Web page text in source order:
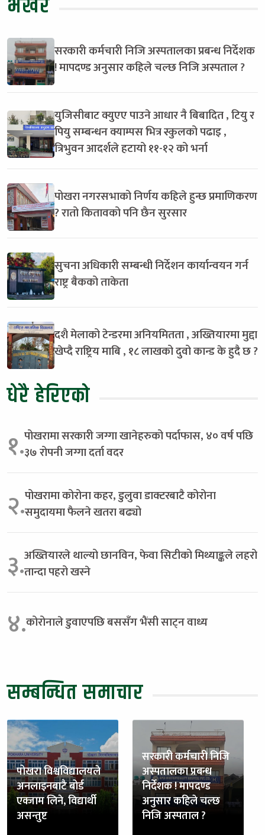
सरकारी कर्मचारी निजि अस्पतालका प्रबन्ध निर्देशक
! मापदण्ड अनुसार कहिले चल्छ निजि अस्पताल ?
युजिसीबाट क्युएए पाउने आधार नै बिबादित , टियु र
पियु सम्बन्धन क्याम्पस भित्र स्कुलको पढाइ ,
त्रिभुवन आदर्शले हटायो ११-१२ को भर्ना
पोखरा नगरसभाको निर्णय कहिले हुन्छ प्रमाणिकरण
? रातो कितावको पनि छैन सुरसार
सुचना अधिकारी सम्बन्धी निर्देशन कार्यान्वयन गर्न
राष्ट्र बैकको ताकेता
दशै मेलाको टेन्डरमा अनियमितता , अख्तियारमा मुद्दा
खेप्दै राष्ट्रिय माबि , १८ लाखको दुवो कान्ड के हुदै छ ?
धेरै हेरिएको
१.पोखरामा सरकारी जग्गा खानेहरुको पर्दाफास, ४० वर्ष पछि
३७ रोपनी जग्गा दर्ता वदर
२.पोखरामा कोरोना कहर, डुलुवा डाक्टरबाटै कोरोना
समुदायमा फैलने खतरा बढ्यो
३.अख्तियारले थाल्यो छानविन, फेवा सिटीको मिथ्याङ्कले लहरो
तान्दा पहरो खस्ने
४.कोरोनाले डुवाएपछि बससँग भैंसी साट्न वाध्य
सम्बन्धित समाचार
पोखरा विश्वविद्यालयले
अनलाइनबाटै बोर्ड
एक्जाम लिने, विद्यार्थी
असन्तुष्ट
सरकारी कर्मचारी निजि
अस्पतालका प्रबन्ध
निर्देशक ! मापदण्ड
अनुसार कहिले चल्छ
निजि अस्पताल ?